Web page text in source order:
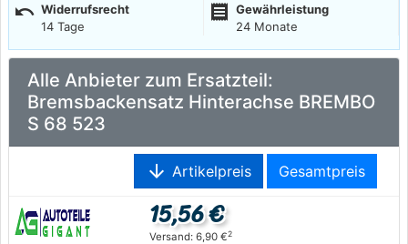
undo Widerrufsrecht
14 Tage
receipt
Gewährleistung
24 Monate
Alle Anbieter zum Ersatzteil:
Bremsbackensatz Hinterachse BREMBO
S 68 523
arrow_downward Artikelpreis Gesamtpreis
15,56 €
Versand: 6,90 €2